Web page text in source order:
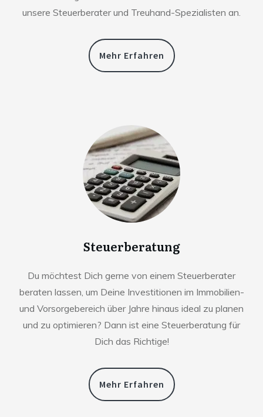
unsere Steuerberater und Treuhand-Spezialisten an.
Mehr Erfahren
Steuerberatung
Du möchtest Dich gerne von einem Steuerberater
beraten lassen, um Deine Investitionen im Immobilien-
und Vorsorgebereich über Jahre hinaus ideal zu planen
und zu optimieren? Dann ist eine Steuerberatung für
Dich das Richtige!
Mehr Erfahren